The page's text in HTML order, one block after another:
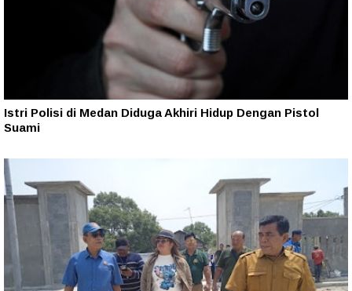
Istri Polisi di Medan Diduga Akhiri Hidup Dengan Pistol
Suami